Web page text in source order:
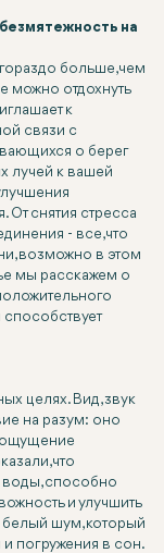
на
больше, чем
можно отдохнуть
к
связи с
о берег
лучей к вашей
От снятия стресса
- все, что
возможно в этом
мы расскажем о
способствует
целях. Вид, звук
на разум: оно
ощущение
что
воды, способно
и улучшить
шум, который
погружения в сон.